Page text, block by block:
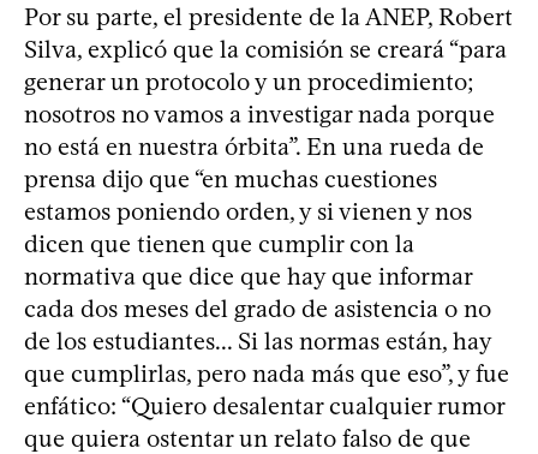
Por su parte, el presidente de la ANEP, Robert
Silva, explicó que la comisión se creará “para
generar un protocolo y un procedimiento;
nosotros no vamos a investigar nada porque
no está en nuestra órbita”. En una rueda de
prensa dijo que “en muchas cuestiones
estamos poniendo orden, y si vienen y nos
dicen que tienen que cumplir con la
normativa que dice que hay que informar
cada dos meses del grado de asistencia o no
de los estudiantes... Si las normas están, hay
que cumplirlas, pero nada más que eso”, y fue
enfático: “Quiero desalentar cualquier rumor
que quiera ostentar un relato falso de que